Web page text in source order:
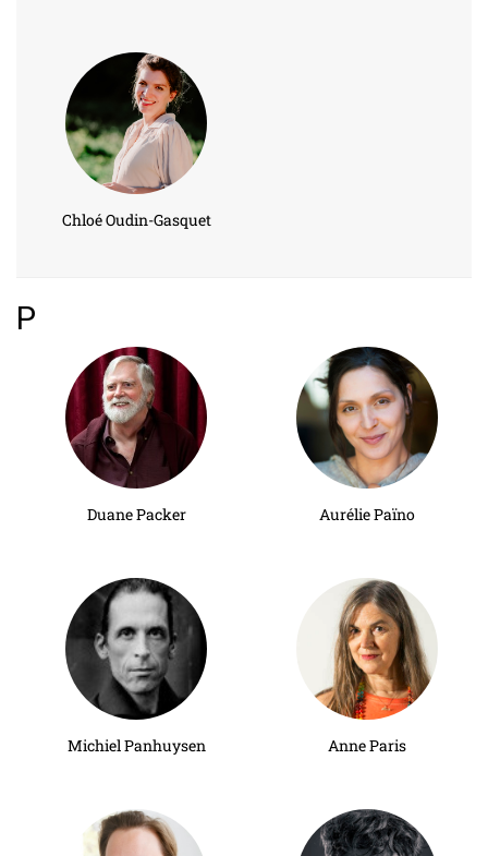
Chloé Oudin-Gasquet
P
Duane Packer Aurélie Païno
Michiel Panhuysen Anne Paris